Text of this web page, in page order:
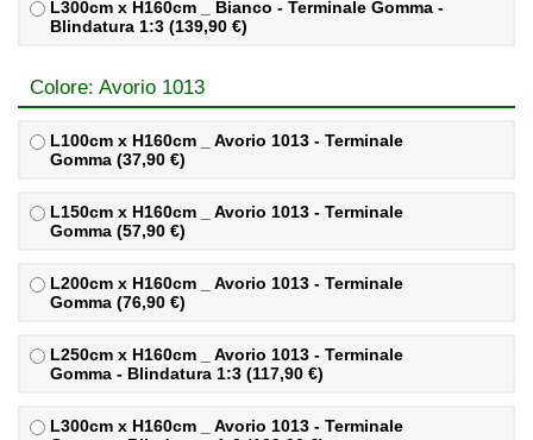
L300cm x H160cm _ Bianco - Terminale Gomma -
Blindatura 1:3 (139,90 €)
Colore: Avorio 1013
L100cm x H160cm _ Avorio 1013 - Terminale
Gomma (37,90 €)
L150cm x H160cm _ Avorio 1013 - Terminale
Gomma (57,90 €)
L200cm x H160cm _ Avorio 1013 - Terminale
Gomma (76,90 €)
L250cm x H160cm _ Avorio 1013 - Terminale
Gomma - Blindatura 1:3 (117,90 €)
L300cm x H160cm _ Avorio 1013 - Terminale